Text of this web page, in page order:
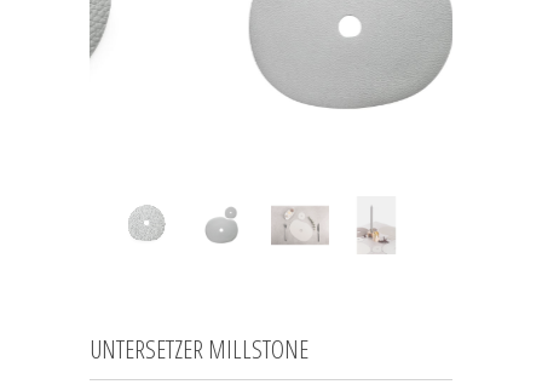
UNTERSETZER MILLSTONE